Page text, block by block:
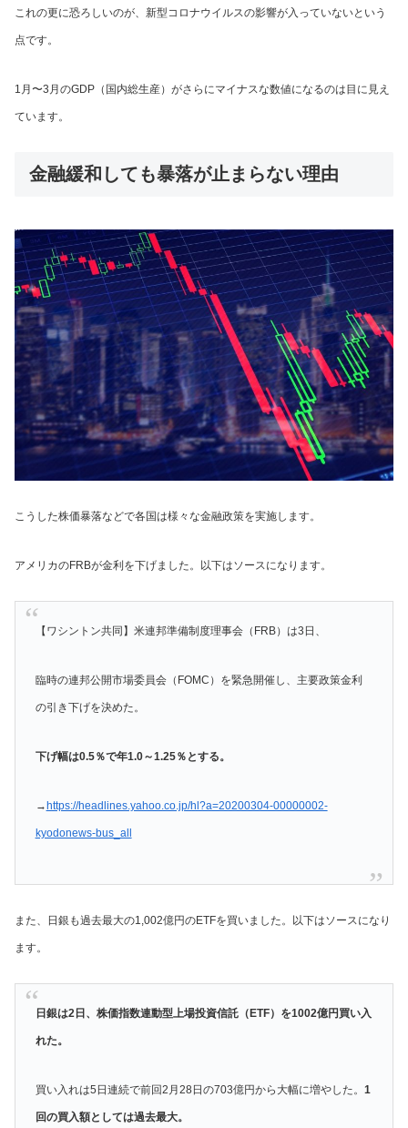
これの更に恐ろしいのが、新型コロナウイルスの影響が入っていないという
点です。
1月〜3月のGDP（国内総生産）がさらにマイナスな数値になるのは目に見え
ています。
金融緩和しても暴落が止まらない理由
こうした株価暴落などで各国は様々な金融政策を実施します。
アメリカのFRBが金利を下げました。以下はソースになります。
【ワシントン共同】米連邦準備制度理事会（FRB）は3日、
臨時の連邦公開市場委員会（FOMC）を緊急開催し、主要政策金利
の引き下げを決めた。
下げ幅は0.5％で年1.0～1.25％とする。
→ https://headlines.yahoo.co.jp/hl?a=20200304-00000002-
kyodonews-bus_all
また、日銀も過去最大の1,002億円のETFを買いました。以下はソースになり
ます。
日銀は2日、株価指数連動型上場投資信託（ETF）を1002億円買い入
れた。
買い入れは5日連続で前回2月28日の703億円から大幅に増やした。 1
回の買入額としては過去最大。